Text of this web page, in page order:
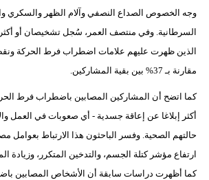
وجه الخصوص الصداع النصفي وآلام الظهر والسكري
الذين ظهرت عليهم علامات اضطراب فرط الحركة ونقص
مقارنة بـ 37% بين بقية المشاركين.
كما اتضح أن المشاركين المصابين باضطراب فرط
أكثر إبلاغا عن إعاقة جسدية - أي صعوبات في العمل
ارتفاع مؤشر كتلة الجسم، والتدخين المتكرر، وزيادة
كما أظهرت دراسات سابقة أن الأشخاص المصابين